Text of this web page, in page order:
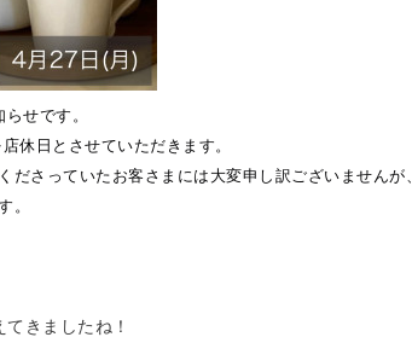
せです。
店休日とさせていただきます。
ださっていたお客さまには大変申し訳ございませんが
。
きましたね！